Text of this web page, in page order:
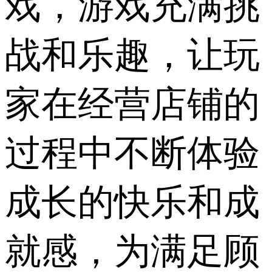
战和乐趣，让玩
家在经营店铺的
过程中不断体验
成长的快乐和成
就感，为满足顾